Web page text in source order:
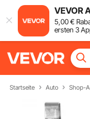
VEVOR
5,00€
ersten 3
Startseite Auto Shop-